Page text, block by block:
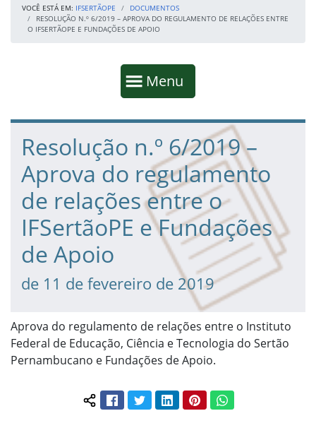
VOCÊ ESTÁ EM: IFSERTÃOPE
DOCUMENTOS
RESOLUÇÃO N.º 6/2019 – APROVA DO REGULAMENTO DE RELAÇÕES ENTRE
O IFSERTÃOPE E FUNDAÇÕES DE APOIO
Mostrar
Menu
Fim da navegação
Início do conteúdo
Resolução n.º 6/2019 –
Aprova do regulamento
de relações entre o
IFSertãoPE e Fundações
de Apoio
de 11 de fevereiro de 2019
Aprova do regulamento de relações entre o Instituto
Federal de Educação, Ciência e Tecnologia do Sertão
Pernambucano e Fundações de Apoio.
Compartilhar conteúdo:
FacebookTwitterLinkedInPinterestWhatsApp